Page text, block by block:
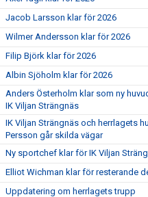
Jacob Larsson klar för 2026
Wilmer Andersson klar för 2026
Filip Björk klar för 2026
Albin Sjöholm klar för 2026
Anders Österholm klar som ny
IK Viljan Strängnäs
IK Viljan Strängnäs och herrlagets
Persson går skilda vägar
Ny sportchef klar för IK Viljan
Elliot Wichman klar för resterande
Uppdatering om herrlagets trupp